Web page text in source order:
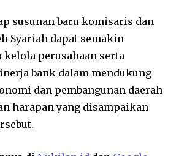
susunan baru komisaris dan
Syariah dapat semakin
kelola perusahaan serta
bank dalam mendukung
dan pembangunan daerah
harapan yang disampaikan